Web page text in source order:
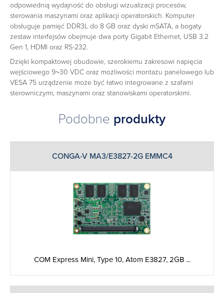
odpowiednią wydajność do obsługi wizualizacji procesów,
sterowania maszynami oraz aplikacji operatorskich. Komputer
obsługuje pamięć DDR3L do 8 GB oraz dyski mSATA, a bogaty
zestaw interfejsów obejmuje dwa porty Gigabit Ethernet, USB 3.2
Gen 1, HDMI oraz RS-232.
Dzięki kompaktowej obudowie, szerokiemu zakresowi napięcia
wejściowego 9~30 VDC oraz możliwości montażu panelowego lub
VESA 75 urządzenie może być łatwo integrowane z szafami
sterowniczymi, maszynami oraz stanowiskami operatorskimi.
Podobne produkty
CONGA-V MA3/E3827-2G EMMC4
COM Express Mini, Type 10, Atom E3827, 2GB ...